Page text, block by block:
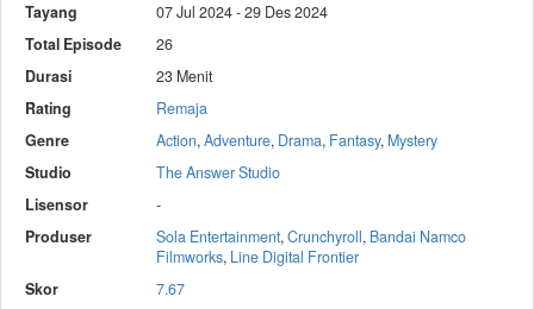
Tayang
07 Jul 2024 - 29 Des 2024
Total Episode
26
Durasi
23 Menit
Rating
Remaja
Genre
Action,Adventure, Drama, Fantasy, Mystery
Studio
The Answer Studio
Lisensor
-
Produser
Sola Entertainment,Crunchyroll, Bandai Namco
Filmworks, Line Digital Frontier
Skor
7.67